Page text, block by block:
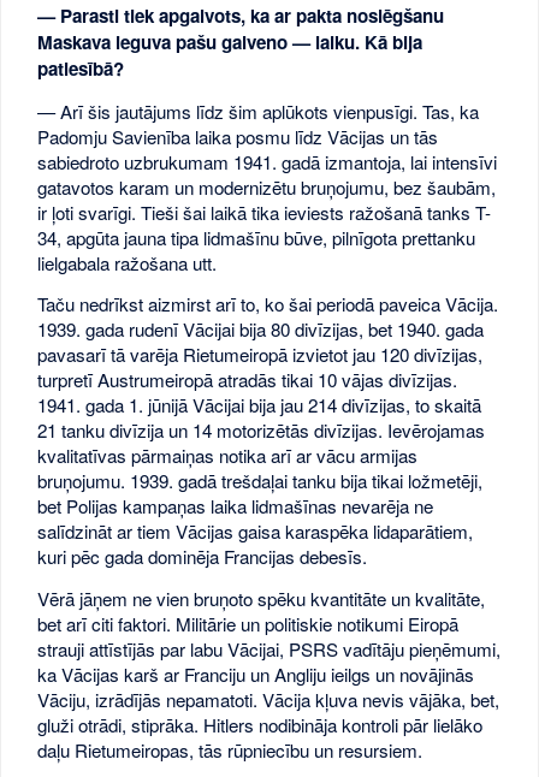
— Parasti tiek apgalvots, ka ar pakta noslēgšanu
Maskava ieguva pašu galveno — laiku. Kā bija
patiesībā?
— Arī šis jautājums līdz šim aplūkots vienpusīgi. Tas, ka
Padomju Savienība laika posmu līdz Vācijas un tās
sabiedroto uzbrukumam 1941. gadā izmantoja, lai intensīvi
gatavotos karam un modernizētu bruņojumu, bez šaubām,
ir ļoti svarīgi. Tieši šai laikā tika ieviests ražošanā tanks T-
34, apgūta jauna tipa lidmašīnu būve, pilnīgota prettanku
lielgabala ražošana utt.
Taču nedrīkst aizmirst arī to, ko šai periodā paveica Vācija.
1939. gada rudenī Vācijai bija 80 divīzijas, bet 1940. gada
pavasarī tā varēja Rietumeiropā izvietot jau 120 divīzijas,
turpretī Austrumeiropā atradās tikai 10 vājas divīzijas.
1941. gada 1. jūnijā Vācijai bija jau 214 divīzijas, to skaitā
21 tanku divīzija un 14 motorizētās divīzijas. Ievērojamas
kvalitatīvas pārmaiņas notika arī ar vācu armijas
bruņojumu. 1939. gadā trešdaļai tanku bija tikai ložmetēji,
bet Polijas kampaņas laika lidmašīnas nevarēja ne
salīdzināt ar tiem Vācijas gaisa karaspēka lidaparātiem,
kuri pēc gada dominēja Francijas debesīs.
Vērā jāņem ne vien bruņoto spēku kvantitāte un kvalitāte,
bet arī citi faktori. Militārie un politiskie notikumi Eiropā
strauji attīstījās par labu Vācijai, PSRS vadītāju pieņēmumi,
ka Vācijas karš ar Franciju un Angliju ieilgs un novājinās
Vāciju, izrādījās nepamatoti. Vācija kļuva nevis vājāka, bet,
gluži otrādi, stiprāka. Hitlers nodibināja kontroli pār lielāko
daļu Rietumeiropas, tās rūpniecību un resursiem.